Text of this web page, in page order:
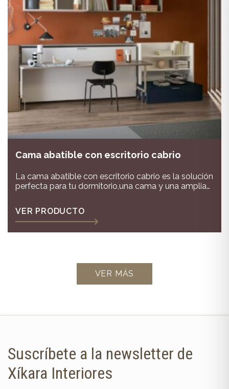
Cama abatible con escritorio cabrio
La cama abatible con escritorio cabrio es la solución
perfecta para tu dormitorio,una cama y una amplia
VER PRODUCTO
VER MÁS
Suscríbete a la newsletter de
Xíkara Interiores